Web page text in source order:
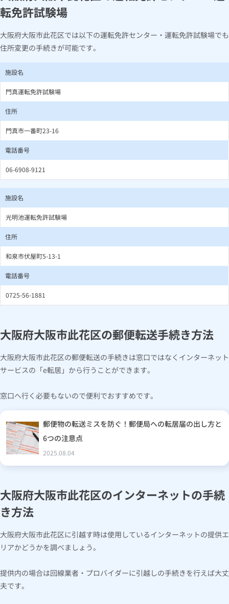
転免許試験場
大阪府大阪市此花区では以下の運転免許センター・運転免許試験場でも
住所変更の手続きが可能です。
施設名
門真運転免許試験場
住所
門真市一番町23-16
電話番号
06-6908-9121
施設名
光明池運転免許試験場
住所
和泉市伏屋町5-13-1
電話番号
0725-56-1881
大阪府大阪市此花区の郵便転送手続き方法
大阪府大阪市此花区の郵便転送の手続きは窓口ではなくインターネット
サービスの「e転居」から行うことができます。
窓口へ行く必要もないので便利でおすすめです。
郵便物の転送ミスを防ぐ！郵便局への転居届の出し方と
6つの注意点
2025.08.04
大阪府大阪市此花区のインターネットの手続
き方法
大阪府大阪市此花区に引越す時は使用しているインターネットの提供エ
リアかどうかを調べましょう。
提供内の場合は回線業者・プロバイダーに引越しの手続きを行えば大丈
夫です。